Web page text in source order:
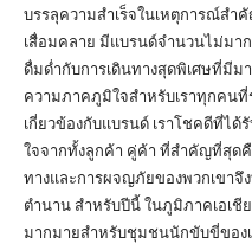
บรรลุความสำเร็จในเหตุการณ์สำ
เสื่อมคลาย มีแบรนด์จำนวนไม่มา
ดื่มด่ำกับการเดินทางสุดพิเศษที่มีม
ความภาคภูมิใจสำหรับเราทุกคน
เกี่ยวข้องกับแบรนด์ เราโชคดีที่ได้
ใจจากทั้งลูกค้า คู่ค้า ที่สำคัญที่สุด
ทางและการผจญภัยของพวกเขาจึ
ตำนาน สำหรับปีนี้ ในภูมิภาคเอเ
มากมายสำหรับชุมชนนักขับขี่ของเ